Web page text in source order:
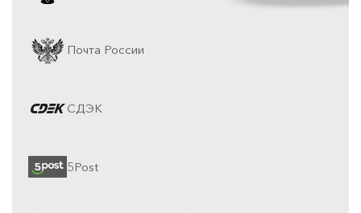
Почта России
СДЭК
5Post